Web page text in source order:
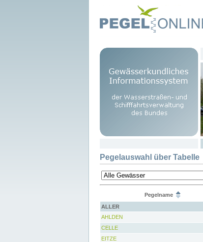
Pegelauswahl über Tabelle
Pegelname
ALLER
AHLDEN
CELLE
EITZE